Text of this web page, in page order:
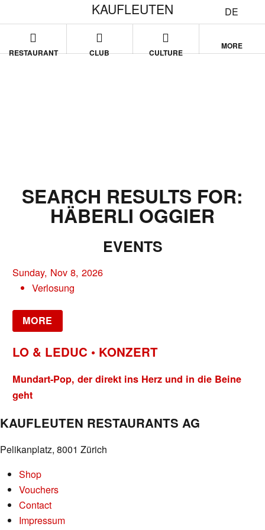
DE
KAUFLEUTEN
RESTAURANT CLUB CULTURE
MORE
SEARCH RESULTS FOR:
HÄBERLI OGGIER
EVENTS
Sunday, Nov 8, 2026
Verlosung
MORE
LO & LEDUC • KONZERT
Mundart-Pop, der direkt ins Herz und in die Beine
geht
KAUFLEUTEN RESTAURANTS AG
Pelikanplatz, 8001 Zürich
Shop
Vouchers
Contact
Impressum